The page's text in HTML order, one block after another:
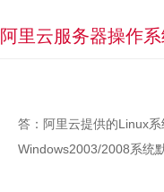
阿里云服务器操作
答：阿里云提供的Linux
Windows2003/2008系统